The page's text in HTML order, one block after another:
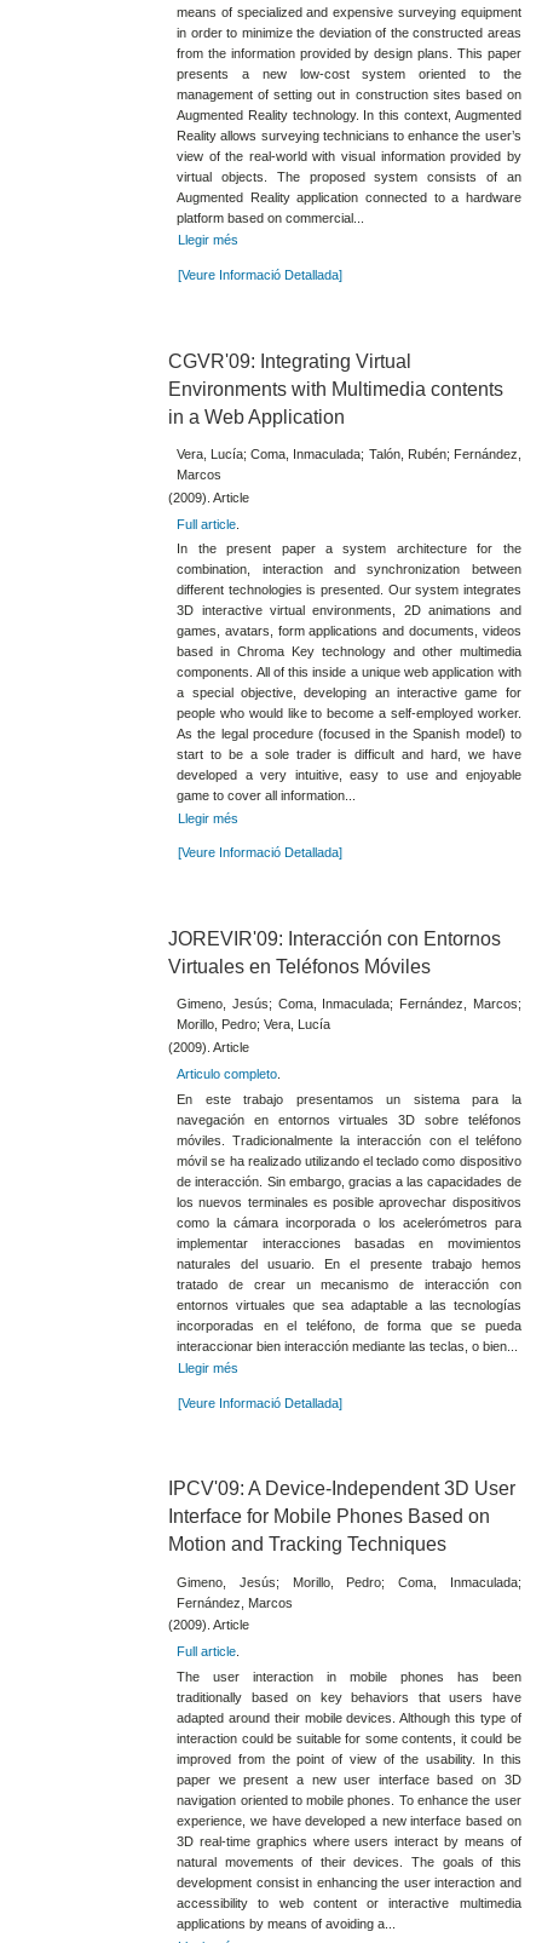
means of specialized and expensive surveying equipment
in order to minimize the deviation of the constructed areas
from the information provided by design plans. This paper
presents a new low-cost system oriented to the
management of setting out in construction sites based on
Augmented Reality technology. In this context, Augmented
Reality allows surveying technicians to enhance the user’s
view of the real-world with visual information provided by
virtual objects. The proposed system consists of an
Augmented Reality application connected to a hardware
platform based on commercial...
Llegir més
[Veure Informació Detallada]
CGVR'09: Integrating Virtual
Environments with Multimedia contents
in a Web Application
Vera, Lucía; Coma, Inmaculada; Talón, Rubén; Fernández,
Marcos
(2009). Article
Full article
In the present paper a system architecture for the
combination, interaction and synchronization between
different technologies is presented. Our system integrates
3D interactive virtual environments, 2D animations and
games, avatars, form applications and documents, videos
based in Chroma Key technology and other multimedia
components. All of this inside a unique web application with
a special objective, developing an interactive game for
people who would like to become a self-employed worker.
As the legal procedure (focused in the Spanish model) to
start to be a sole trader is difficult and hard, we have
developed a very intuitive, easy to use and enjoyable
game to cover all information...
Llegir més
[Veure Informació Detallada]
JOREVIR'09: Interacción con Entornos
Virtuales en Teléfonos Móviles
Gimeno, Jesús; Coma, Inmaculada; Fernández, Marcos;
Morillo, Pedro; Vera, Lucía
(2009). Article
Articulo completo
En este trabajo presentamos un sistema para la
navegación en entornos virtuales 3D sobre teléfonos
móviles. Tradicionalmente la interacción con el teléfono
móvil se ha realizado utilizando el teclado como dispositivo
de interacción. Sin embargo, gracias a las capacidades de
los nuevos terminales es posible aprovechar dispositivos
como la cámara incorporada o los acelerómetros para
implementar interacciones basadas en movimientos
naturales del usuario. En el presente trabajo hemos
tratado de crear un mecanismo de interacción con
entornos virtuales que sea adaptable a las tecnologías
incorporadas en el teléfono, de forma que se pueda
interaccionar bien interacción mediante las teclas, o bien...
Llegir més
[Veure Informació Detallada]
IPCV'09: A Device-Independent 3D User
Interface for Mobile Phones Based on
Motion and Tracking Techniques
Gimeno, Jesús; Morillo, Pedro; Coma, Inmaculada;
Fernández, Marcos
(2009). Article
Full article.
The user interaction in mobile phones has been
traditionally based on key behaviors that users have
adapted around their mobile devices. Although this type of
interaction could be suitable for some contents, it could be
improved from the point of view of the usability. In this
paper we present a new user interface based on 3D
navigation oriented to mobile phones. To enhance the user
experience, we have developed a new interface based on
3D real-time graphics where users interact by means of
natural movements of their devices. The goals of this
development consist in enhancing the user interaction and
accessibility to web content or interactive multimedia
applications by means of avoiding a...